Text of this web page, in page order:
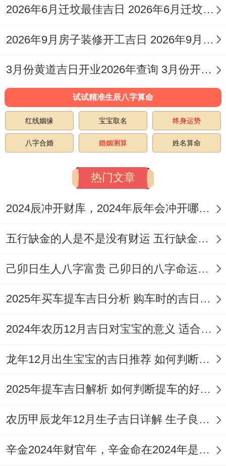
黄历显示「宜安葬」;且「修造」还在宜事之
但需注意日冲龙煞北，属龙者不宜在此日操
办大事！
【日期】6月9日
（星期二，农历四月二十四）
:安葬、修坟、开业、交易、立券、纳财、
:嫁娶、出火、伐木、祭祀、入宅、移徙、
纳畜、探病。
吉时:上午9-11点（巳时）、下午3-5点（申
适合人群:兼顾追思跟生计，希望修坟后能为
家族带来财运的家庭。
想一想
：此日安葬吉日指数100分；但值神
开。吉神九紫天乙星照临，能化解部分凶
（星期一，农历五月初一）
宜：嫁娶、开光、祭祀、祈福、出行、解
2026年6月迁坟最佳吉日 2026年6月迁坟最佳日期表
2026年9月房子装修开工吉日 2026年9月26日装修开工好吗
3月份黄道吉日开业2026年查询 3月份开业黄道吉日2026年
试试精准生辰八字算命
红线姻缘 宝宝取名 终身运势
八字合婚 婚姻测算 姓名算命
热门文章
2024辰冲开财库，2024年辰年会冲开哪些人的财库
五行缺金的人是不是没有财运 五行缺金的人命运好不好
己卯日生人八字富贵 己卯日的八字命运如何
2025年买车提车吉日分析 购车时的吉日与禁忌
2024年农历12月吉日对宝宝的意义 适合龙年宝宝出生的日子有哪些
龙年12月出生宝宝的吉日推荐 如何判断吉日是否适合宝宝
2025年提车吉日解析 如何判断提车的好日子
农历甲辰龙年12月生子吉日详解 生子良辰的影响因素
辛金2024年财官年，辛金命在2024年是财官年还是财印年